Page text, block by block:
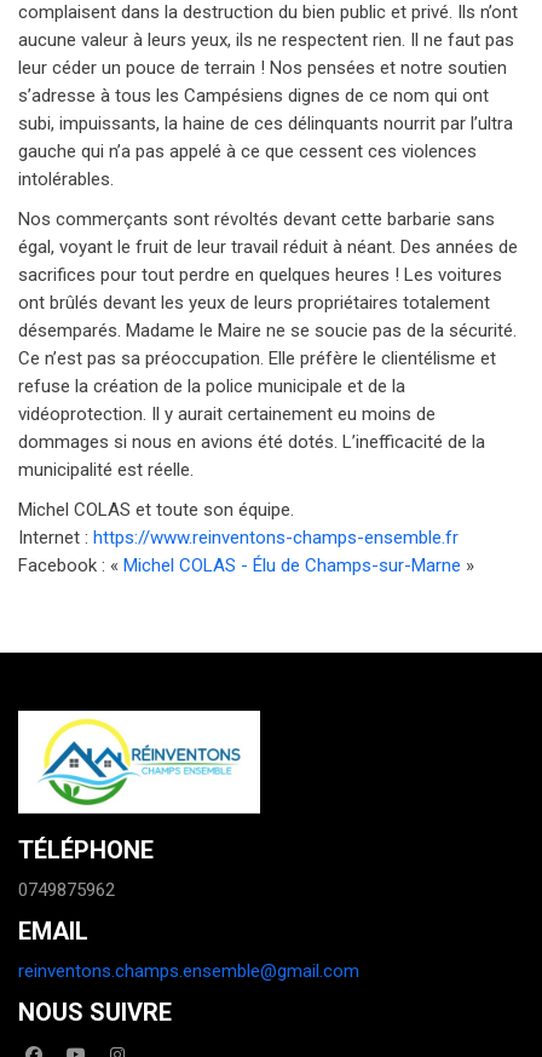
complaisent dans la destruction du bien public et privé. Ils n’ont
aucune valeur à leurs yeux, ils ne respectent rien. Il ne faut pas
leur céder un pouce de terrain ! Nos pensées et notre soutien
s’adresse à tous les Campésiens dignes de ce nom qui ont
subi, impuissants, la haine de ces délinquants nourrit par l’ultra
gauche qui n’a pas appelé à ce que cessent ces violences
intolérables.
Nos commerçants sont révoltés devant cette barbarie sans
égal, voyant le fruit de leur travail réduit à néant. Des années de
sacrifices pour tout perdre en quelques heures ! Les voitures
ont brûlés devant les yeux de leurs propriétaires totalement
désemparés. Madame le Maire ne se soucie pas de la sécurité.
Ce n’est pas sa préoccupation. Elle préfère le clientélisme et
refuse la création de la police municipale et de la
vidéoprotection. Il y aurait certainement eu moins de
dommages si nous en avions été dotés. L’inefficacité de la
municipalité est réelle.
Michel COLAS et toute son équipe.
Internet : https://www.reinventons-champs-ensemble.fr
Facebook : « Michel COLAS - Élu de Champs-sur-Marne »
TÉLÉPHONE
0749875962
EMAIL
reinventons.champs.ensemble@gmail.com
NOUS SUIVRE
facebookyoutubeinstagram